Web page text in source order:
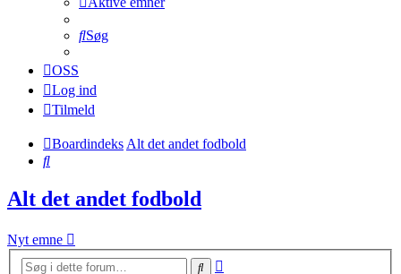
Søg
OSS
Log ind
Tilmeld
BoardindeksAlt det andet fodbold
Søg
Alt det andet fodbold
Nyt emne
Søg